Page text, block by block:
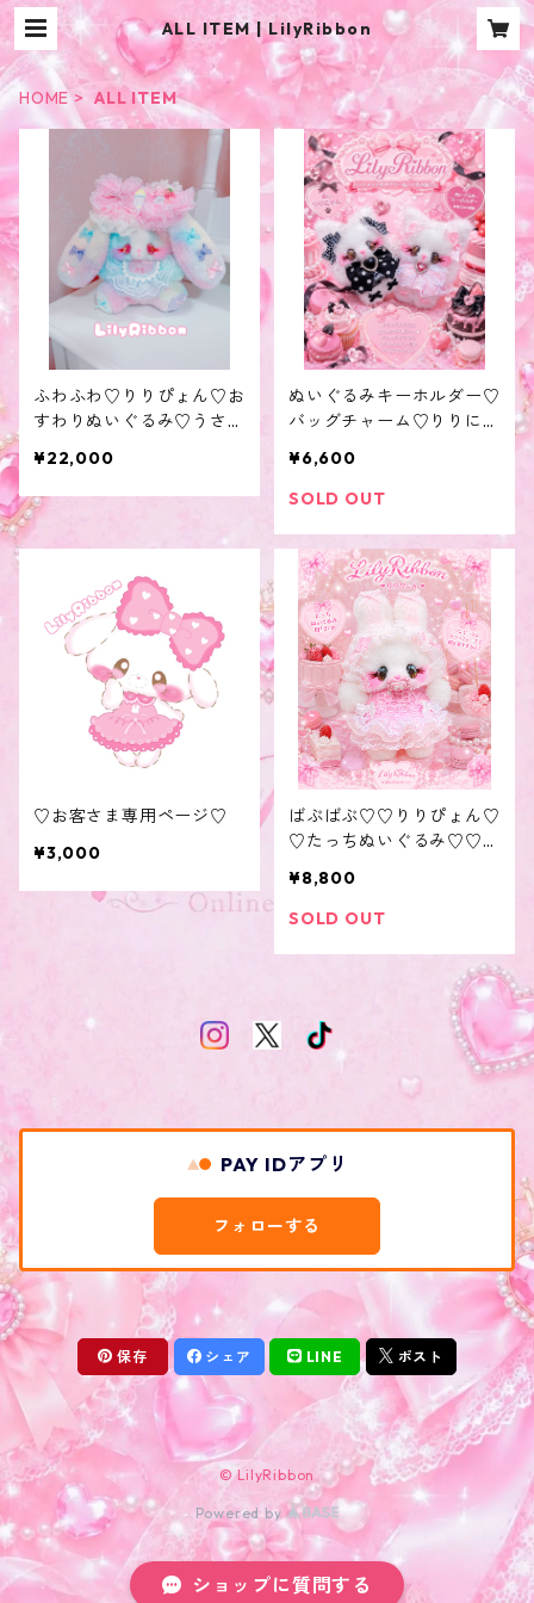
ALL ITEM | LilyRibbon
HOME ALL ITEM
ふわふわ♡りりぴょん♡お
すわりぬいぐるみ♡うさぎ
¥22,000
ぬいぐるみキーホルダー♡
バッグチャーム♡りりにゃ
¥6,600
SOLD OUT
♡お客さま専用ページ♡
¥3,000
ばぶばぶ♡♡りりぴょん♡
♡たっちぬいぐるみ♡♡お
¥8,800
SOLD OUT
PAY IDアプリ
フォローする
保存 シェア LINE ポスト
© LilyRibbon
Powered by
ショップに質問する